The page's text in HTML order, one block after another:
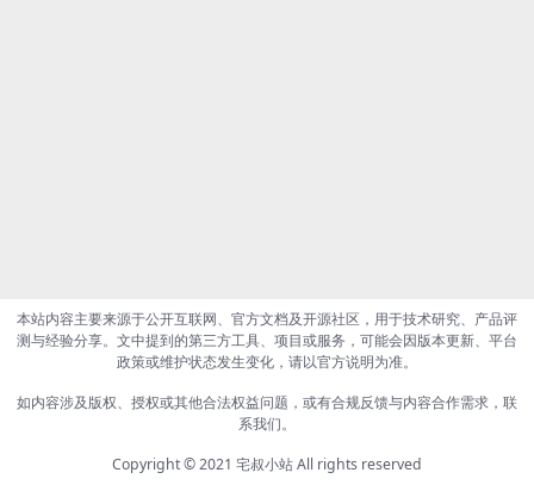
本站内容主要来源于公开互联网、官方文档及开源社区，用于技术研究、产品评
测与经验分享。文中提到的第三方工具、项目或服务，可能会因版本更新、平台
政策或维护状态发生变化，请以官方说明为准。
如内容涉及版权、授权或其他合法权益问题，或有合规反馈与内容合作需求，联
系我们。
Copyright © 2021 宅叔小站All rights reserved